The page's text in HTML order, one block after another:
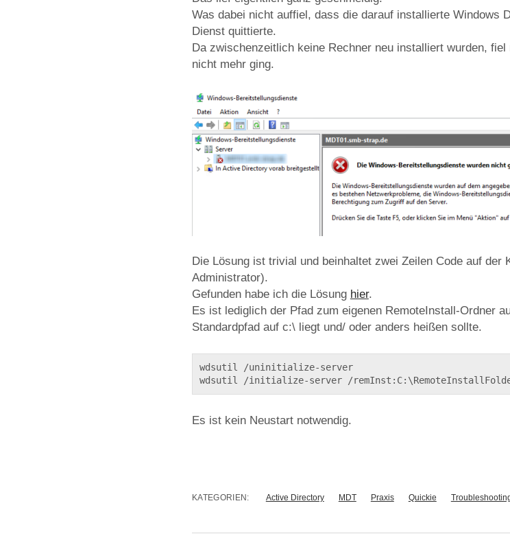
Was dabei nicht auffiel, dass die darauf installierte Windows
Dienst quittierte.
Da zwischenzeitlich keine Rechner neu installiert wurden,
nicht mehr ging.
Die Lösung ist trivial und beinhaltet zwei Zeilen Code auf der
Administrator).
Gefunden habe ich die Lösung hier.
Es ist lediglich der Pfad zum eigenen RemoteInstall-Ordner
Standardpfad auf c:\ liegt und/ oder anders heißen sollte.
wdsutil /uninitialize-server
wdsutil /initialize-server /
Es ist kein Neustart notwendig.
KATEGORIEN: Active Directory MDT Praxis Quickie